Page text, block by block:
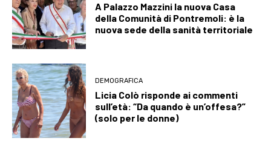
A Palazzo Mazzini la nuova Casa
della Comunità di Pontremoli: è la
nuova sede della sanità territoriale
DEMOGRAFICA
Licia Colò risponde ai commenti
sull’età: “Da quando è un’offesa?”
(solo per le donne)